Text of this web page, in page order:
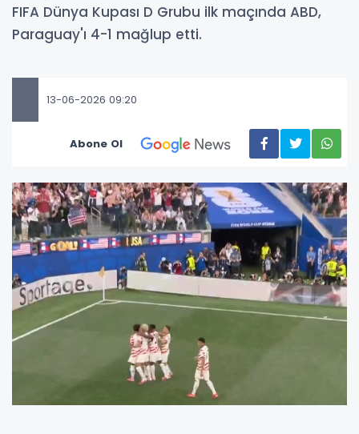
FIFA Dünya Kupası D Grubu ilk maçında ABD,
Paraguay'ı 4-1 mağlup etti.
13-06-2026 09:20
Abone Ol